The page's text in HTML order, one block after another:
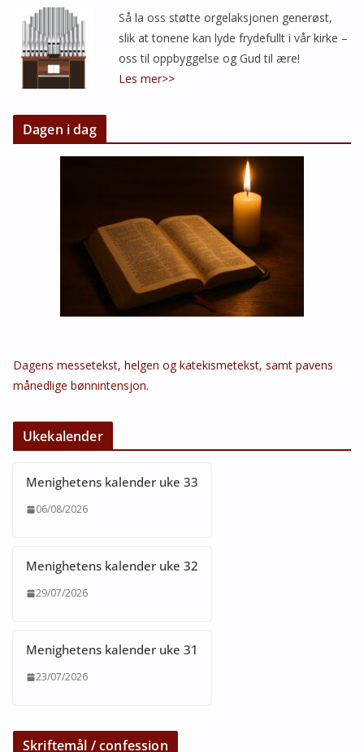
Så la oss støtte orgelaksjonen generøst,
slik at tonene kan lyde frydefullt i vår kirke –
oss til oppbyggelse og Gud til ære!
Les mer>>
Dagen i dag
Dagens messetekst, helgen og katekismetekst, samt pavens
månedlige bønnintensjon.
Ukekalender
Menighetens kalender uke 33
06/08/2026
Menighetens kalender uke 32
29/07/2026
Menighetens kalender uke 31
23/07/2026
Skriftemål / confession